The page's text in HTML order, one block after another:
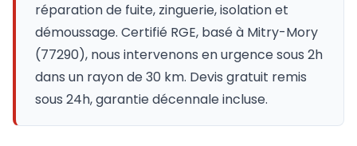
réparation de fuite, zinguerie, isolation et
démoussage. Certifié RGE, basé à Mitry-Mory
(77290), nous intervenons en urgence sous 2h
dans un rayon de 30 km. Devis gratuit remis
sous 24h, garantie décennale incluse.